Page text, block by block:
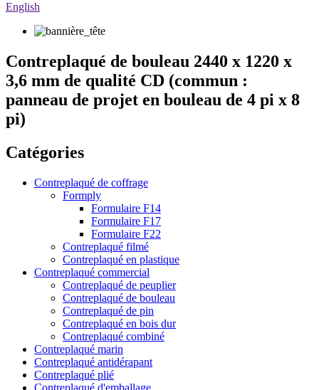
English
Contreplaqué de bouleau 2440 x 1220 x
3,6 mm de qualité CD (commun :
panneau de projet en bouleau de 4 pi x 8
pi)
Catégories
Contreplaqué de coffrage
Formply
Formulaire F14
Formulaire F17
Formulaire F22
Contreplaqué filmé
Contreplaqué en plastique
Contreplaqué commercial
Contreplaqué de peuplier
Contreplaqué de bouleau
Contreplaqué de pin
Contreplaqué en bois dur
Contreplaqué combiné
Contreplaqué marin
Contreplaqué antidérapant
Contreplaqué plié
Contreplaqué d'emballage